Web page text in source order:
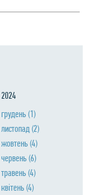
2024
грудень(1)
листопад(2)
жовтень(4)
червень(6)
травень(4)
квiтень(4)